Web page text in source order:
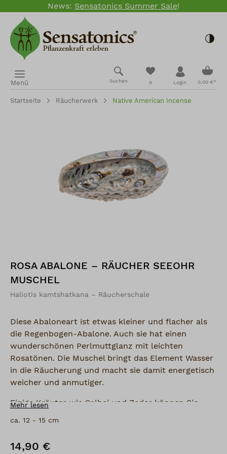
Zum Hauptinhalt springen
News: Sensatonics Summer Sale!
Menü Suchen 0
Du hast 0
Login 0,00 €*
Startseite Räucherwerk Native American Incense
ROSA ABALONE – RÄUCHER SEEOHR
MUSCHEL
Haliotis kamtshatkana – Räucherschale
Diese Abaloneart ist etwas kleiner und flacher als
die Regenbogen-Abalone. Auch sie hat einen
wunderschönen Perlmuttglanz mit leichten
Rosatönen. Die Muschel bringt das Element Wasser
in die Räucherung und macht sie damit energetisch
weicher und anmutiger.
Einige Kräuter wie Salbei und Zeder können Sie
Muschel zuvor mit einer ausreichenden Menge
Mehr lesen
ca. 12 - 15 cm
Regulärer Preis:
14,90 €